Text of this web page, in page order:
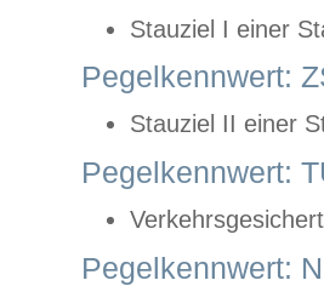
Stauziel I einer
Pegelkennwert:
Stauziel II einer
Pegelkennwert:
Pegelkennwert: